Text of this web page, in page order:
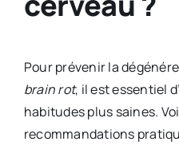
Pour prévenir la
brain rot, il est essentiel
habitudes plus saines.
recommandations